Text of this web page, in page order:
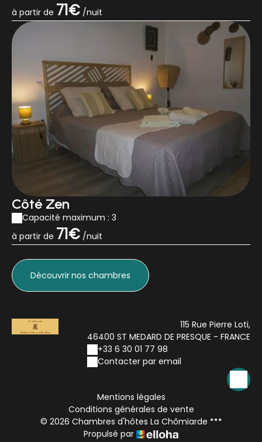
à partir de 71€ /nuit
Côté Zen
Capacité maximum : 3
à partir de 71€ /nuit
Découvrirnos chambres
115 Rue Pierre Loti,
46400 ST MEDARD DE PRESQUE - FRANCE
+33 6 30 01 77 98
Contacter par email
Mentions légales
Conditions générales de vente
© 2026 Chambres d'hôtes La Chômiarde
Propulsé par